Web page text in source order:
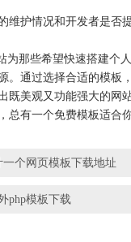
维护情况和开发者是否
为那些希望快速搭建个
。通过选择合适的模板
既美观又功能强大的网
总有一个免费模板适合你
一个网页模板下载地址
php模板下载